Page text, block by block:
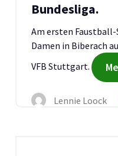
Bundesliga.
Am ersten
Damen in Biberach
VFB Stuttgart.
Lennie Loock